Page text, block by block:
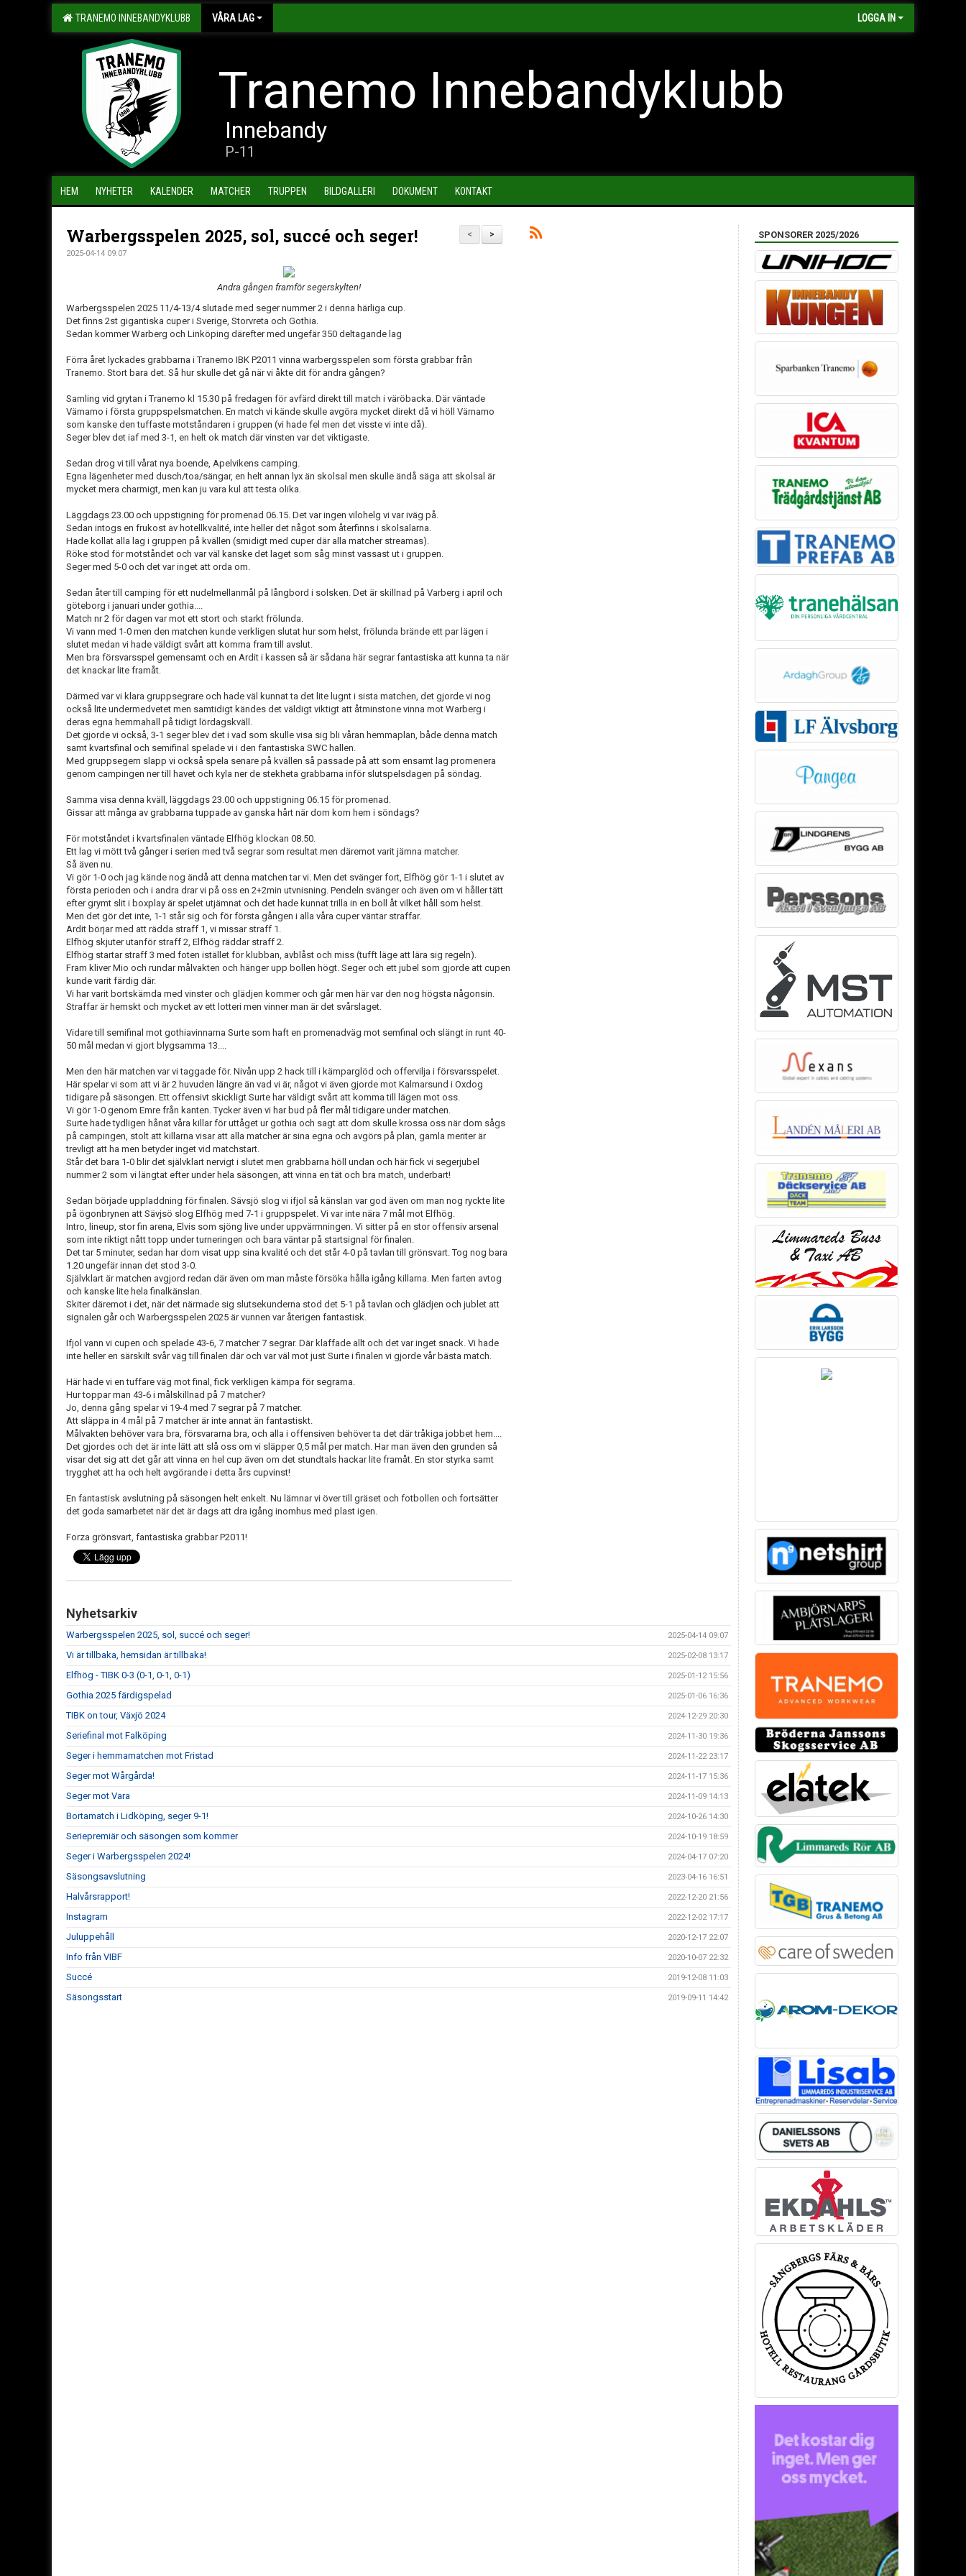
TRANEMO INNEBANDYKLUBB VÅRA LAG LOGGA IN
Tranemo Innebandyklubb
Innebandy
P-11
HEM NYHETER KALENDER MATCHER TRUPPEN BILDGALLERI DOKUMENT KONTAKT
>
<
Warbergsspelen 2025, sol, succé och seger!
2025-04-14 09:07
Andra gången framför segerskylten!
Warbergsspelen 2025 11/4-13/4 slutade med seger nummer 2 i denna härliga cup.
Det finns 2st gigantiska cuper i Sverige, Storvreta och Gothia.
Sedan kommer Warberg och Linköping därefter med ungefär 350 deltagande lag
Förra året lyckades grabbarna i Tranemo IBK P2011 vinna warbergsspelen som första grabbar från
Tranemo. Stort bara det. Så hur skulle det gå när vi åkte dit för andra gången?
Samling vid grytan i Tranemo kl 15.30 på fredagen för avfärd direkt till match i väröbacka. Där väntade
Värnamo i första gruppspelsmatchen. En match vi kände skulle avgöra mycket direkt då vi höll Värnamo
som kanske den tuffaste motståndaren i gruppen (vi hade fel men det visste vi inte då).
Seger blev det iaf med 3-1, en helt ok match där vinsten var det viktigaste.
Sedan drog vi till vårat nya boende, Apelvikens camping.
Egna lägenheter med dusch/toa/sängar, en helt annan lyx än skolsal men skulle ändå säga att skolsal är
mycket mera charmigt, men kan ju vara kul att testa olika.
Läggdags 23.00 och uppstigning för promenad 06.15. Det var ingen vilohelg vi var iväg på.
Sedan intogs en frukost av hotellkvalité, inte heller det något som återfinns i skolsalarna.
Hade kollat alla lag i gruppen på kvällen (smidigt med cuper där alla matcher streamas).
Röke stod för motståndet och var väl kanske det laget som såg minst vassast ut i gruppen.
Seger med 5-0 och det var inget att orda om.
Sedan åter till camping för ett nudelmellanmål på långbord i solsken. Det är skillnad på Varberg i april och
göteborg i januari under gothia....
Match nr 2 för dagen var mot ett stort och starkt frölunda.
Vi vann med 1-0 men den matchen kunde verkligen slutat hur som helst, frölunda brände ett par lägen i
slutet medan vi hade väldigt svårt att komma fram till avslut.
Men bra försvarsspel gemensamt och en Ardit i kassen så är sådana här segrar fantastiska att kunna ta när
det knackar lite framåt.
Därmed var vi klara gruppsegrare och hade väl kunnat ta det lite lugnt i sista matchen, det gjorde vi nog
också lite undermedvetet men samtidigt kändes det väldigt viktigt att åtminstone vinna mot Warberg i
deras egna hemmahall på tidigt lördagskväll.
Det gjorde vi också, 3-1 seger blev det i vad som skulle visa sig bli våran hemmaplan, både denna match
samt kvartsfinal och semifinal spelade vi i den fantastiska SWC hallen.
Med gruppsegern slapp vi också spela senare på kvällen så passade på att som ensamt lag promenera
genom campingen ner till havet och kyla ner de stekheta grabbarna inför slutspelsdagen på söndag.
Samma visa denna kväll, läggdags 23.00 och uppstigning 06.15 för promenad.
Gissar att många av grabbarna tuppade av ganska hårt när dom kom hem i söndags?
För motståndet i kvartsfinalen väntade Elfhög klockan 08.50.
Ett lag vi mött två gånger i serien med två segrar som resultat men däremot varit jämna matcher.
Så även nu.
Vi gör 1-0 och jag kände nog ändå att denna matchen tar vi. Men det svänger fort, Elfhög gör 1-1 i slutet av
första perioden och i andra drar vi på oss en 2+2min utvnisning. Pendeln svänger och även om vi håller tätt
efter grymt slit i boxplay är spelet utjämnat och det hade kunnat trilla in en boll åt vilket håll som helst.
Men det gör det inte, 1-1 står sig och för första gången i alla våra cuper väntar straffar.
Ardit börjar med att rädda straff 1, vi missar straff 1.
Elfhög skjuter utanför straff 2, Elfhög räddar straff 2.
Elfhög startar straff 3 med foten istället för klubban, avblåst och miss (tufft läge att lära sig regeln).
Fram kliver Mio och rundar målvakten och hänger upp bollen högt. Seger och ett jubel som gjorde att cupen
kunde varit färdig där.
Vi har varit bortskämda med vinster och glädjen kommer och går men här var den nog högsta någonsin.
Straffar är hemskt och mycket av ett lotteri men vinner man är det svårslaget.
Vidare till semifinal mot gothiavinnarna Surte som haft en promenadväg mot semfinal och slängt in runt 40-
50 mål medan vi gjort blygsamma 13....
Men den här matchen var vi taggade för. Nivån upp 2 hack till i kämparglöd och offervilja i försvarsspelet.
Här spelar vi som att vi är 2 huvuden längre än vad vi är, något vi även gjorde mot Kalmarsund i Oxdog
tidigare på säsongen. Ett offensivt skickligt Surte har väldigt svårt att komma till lägen mot oss.
Vi gör 1-0 genom Emre från kanten. Tycker även vi har bud på fler mål tidigare under matchen.
Surte hade tydligen hånat våra killar för uttåget ur gothia och sagt att dom skulle krossa oss när dom sågs
på campingen, stolt att killarna visar att alla matcher är sina egna och avgörs på plan, gamla meriter är
trevligt att ha men betyder inget vid matchstart.
Står det bara 1-0 blir det självklart nervigt i slutet men grabbarna höll undan och här fick vi segerjubel
nummer 2 som vi längtat efter under hela säsongen, att vinna en tät och bra match, underbart!
Sedan började uppladdning för finalen. Sävsjö slog vi ifjol så känslan var god även om man nog ryckte lite
på ögonbrynen att Sävjsö slog Elfhög med 7-1 i gruppspelet. Vi var inte nära 7 mål mot Elfhög.
Intro, lineup, stor fin arena, Elvis som sjöng live under uppvärmningen. Vi sitter på en stor offensiv arsenal
som inte riktigt nått topp under turneringen och bara väntar på startsignal för finalen.
Det tar 5 minuter, sedan har dom visat upp sina kvalité och det står 4-0 på tavlan till grönsvart. Tog nog bara
1.20 ungefär innan det stod 3-0.
Självklart är matchen avgjord redan där även om man måste försöka hålla igång killarna. Men farten avtog
och kanske lite hela finalkänslan.
Skiter däremot i det, när det närmade sig slutsekunderna stod det 5-1 på tavlan och glädjen och jublet att
signalen går och Warbergsspelen 2025 är vunnen var återigen fantastisk.
Ifjol vann vi cupen och spelade 43-6, 7 matcher 7 segrar. Där klaffade allt och det var inget snack. Vi hade
inte heller en särskilt svår väg till finalen där och var väl mot just Surte i finalen vi gjorde vår bästa match.
Här hade vi en tuffare väg mot final, fick verkligen kämpa för segrarna.
Hur toppar man 43-6 i målskillnad på 7 matcher?
Jo, denna gång spelar vi 19-4 med 7 segrar på 7 matcher.
Att släppa in 4 mål på 7 matcher är inte annat än fantastiskt.
Målvakten behöver vara bra, försvararna bra, och alla i offensiven behöver ta det där tråkiga jobbet hem....
Det gjordes och det är inte lätt att slå oss om vi släpper 0,5 mål per match. Har man även den grunden så
visar det sig att det går att vinna en hel cup även om det stundtals hackar lite framåt. En stor styrka samt
trygghet att ha och helt avgörande i detta års cupvinst!
En fantastisk avslutning på säsongen helt enkelt. Nu lämnar vi över till gräset och fotbollen och fortsätter
det goda samarbetet när det är dags att dra igång inomhus med plast igen.
Forza grönsvart, fantastiska grabbar P2011!
Nyhetsarkiv
Warbergsspelen 2025, sol, succé och seger! 2025-04-14 09:07
Vi är tillbaka, hemsidan är tillbaka! 2025-02-08 13:17
Elfhög - TIBK 0-3 (0-1, 0-1, 0-1) 2025-01-12 15:56
Gothia 2025 färdigspelad 2025-01-06 16:36
TIBK on tour, Växjö 2024 2024-12-29 20:30
Seriefinal mot Falköping 2024-11-30 19:36
Seger i hemmamatchen mot Fristad 2024-11-22 23:17
Seger mot Wårgårda! 2024-11-17 15:36
Seger mot Vara 2024-11-09 14:13
Bortamatch i Lidköping, seger 9-1! 2024-10-26 14:30
Seriepremiär och säsongen som kommer 2024-10-19 18:59
Seger i Warbergsspelen 2024! 2024-04-17 07:20
Säsongsavslutning 2023-04-16 16:51
Halvårsrapport! 2022-12-20 21:56
Instagram 2022-12-02 17:17
Juluppehåll 2020-12-17 22:07
Info från VIBF 2020-10-07 22:32
Succé 2019-12-08 11:03
Säsongsstart 2019-09-11 14:42
SPONSORER 2025/2026